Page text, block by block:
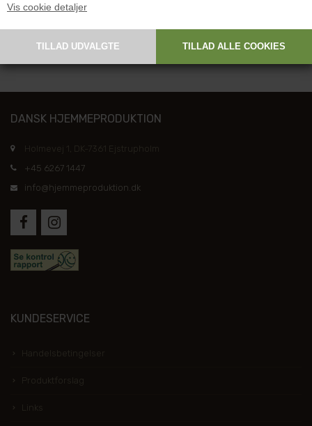
Vis cookie detaljer
DANSK HJEMMEPRODUKTION
Holmevej 1, DK-7361 Ejstrupholm
+45 6267 1447
info@hjemmeproduktion.dk
KUNDESERVICE
Handelsbetingelser
Produktforslag